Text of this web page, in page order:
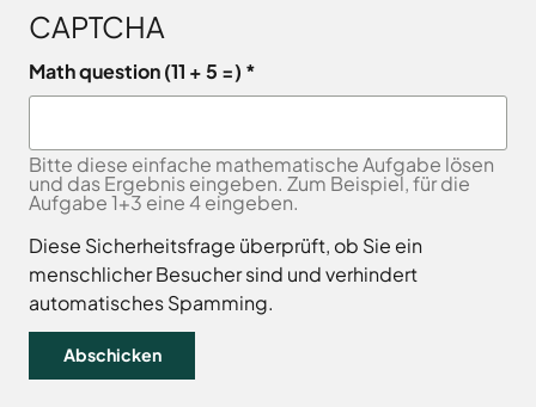
CAPTCHA
Math question (11 + 5 =)
Bitte diese einfache mathematische Aufgabe lösen
und das Ergebnis eingeben. Zum Beispiel, für die
Aufgabe 1+3 eine 4 eingeben.
Diese Sicherheitsfrage überprüft, ob Sie ein
menschlicher Besucher sind und verhindert
automatisches Spamming.
Tourismusgesellschaft
Osnabrücker
Land
GmbH
Osnabrück
Volkshochschule
Osnabrücker
Land
Wirtschaftsförderungsgesellschaft
Osnabrücker
Land
Karte
aufrufen
Bohmte
Bramsche
Dissen
Georgsmarienhütte
Glandorf
Hagen
Hasbergen
Hilter
Melle
Neuenkirchen